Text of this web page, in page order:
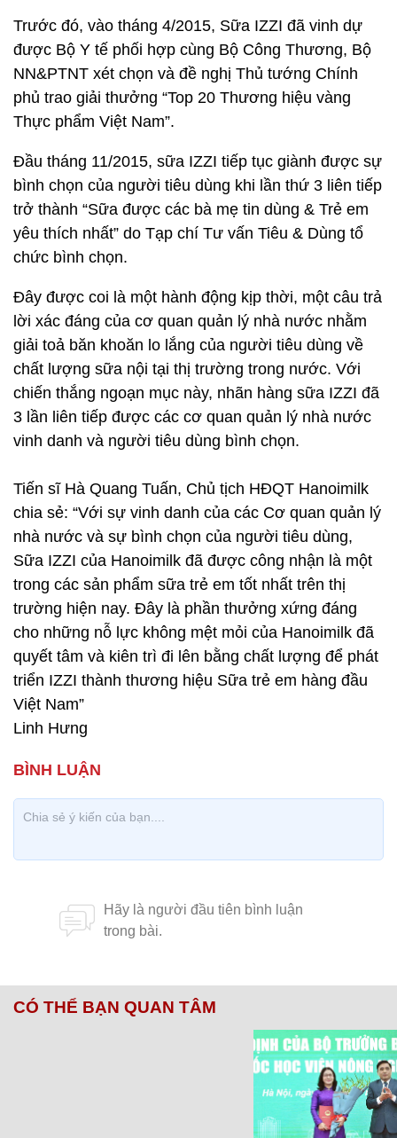
Trước đó, vào tháng 4/2015, Sữa IZZI đã vinh dự
được Bộ Y tế phối hợp cùng Bộ Công Thương, Bộ
NN&PTNT xét chọn và đề nghị Thủ tướng Chính
phủ trao giải thưởng “Top 20 Thương hiệu vàng
Thực phẩm Việt Nam”.
Đầu tháng 11/2015, sữa IZZI tiếp tục giành được sự
bình chọn của người tiêu dùng khi lần thứ 3 liên tiếp
trở thành “Sữa được các bà mẹ tin dùng & Trẻ em
yêu thích nhất” do Tạp chí Tư vấn Tiêu & Dùng tổ
chức bình chọn.
Đây được coi là một hành động kịp thời, một câu trả
lời xác đáng của cơ quan quản lý nhà nước nhằm
giải toả băn khoăn lo lắng của người tiêu dùng về
chất lượng sữa nội tại thị trường trong nước. Với
chiến thắng ngoạn mục này, nhãn hàng sữa IZZI đã
3 lần liên tiếp được các cơ quan quản lý nhà nước
vinh danh và người tiêu dùng bình chọn.
Tiến sĩ Hà Quang Tuấn, Chủ tịch HĐQT Hanoimilk
chia sẻ: “Với sự vinh danh của các Cơ quan quản lý
nhà nước và sự bình chọn của người tiêu dùng,
Sữa IZZI của Hanoimilk đã được công nhận là một
trong các sản phẩm sữa trẻ em tốt nhất trên thị
trường hiện nay. Đây là phần thưởng xứng đáng
cho những nỗ lực không mệt mỏi của Hanoimilk đã
quyết tâm và kiên trì đi lên bằng chất lượng để phát
triển IZZI thành thương hiệu Sữa trẻ em hàng đầu
Việt Nam”
Linh Hưng
CÓ THỂ BẠN QUAN TÂM